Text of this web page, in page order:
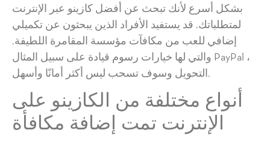
بشكل أسرع لأنك تبحث عن أفضل كازينو عبر الإنترنت
لمتطلباتك. قد يستفيد الأفراد الذين يبحثون عن تكميلي
إضافي للعب من مكافآت مؤسسة المقامرة اللطيفة.
والتي لها خيارات رسوم قيادة على سبيل المثال PayPal ،
التحويل وسوف تسحب ليس أكثر أمانًا وأسهل.
أنواع مختلفة من الكازينو على
الإنترنت تمت إضافة مكافأة